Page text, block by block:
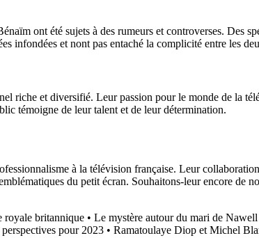
ont été sujets à des rumeurs et controverses. Des
infondées et nont pas entaché la complicité entre les
et diversifié. Leur passion pour le monde de la
témoigne de leur talent et de leur détermination.
à la télévision française. Leur
du petit écran. Souhaitons-leur encore de
royale britannique • Le mystère autour du mari de
pour 2023 • Ramatoulaye Diop et Michel